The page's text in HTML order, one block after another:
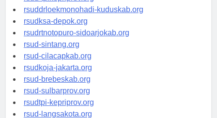
rsud-tpikepriprov.org
rsuddrloekmonohadi-kuduskab.org
rsudksa-depok.org
rsudrtnotopuro-sidoarjokab.org
rsud-sintang.org
rsud-cilacapkab.org
rsudkoja-jakarta.org
rsud-brebeskab.org
rsud-sulbarprov.org
rsudtpi-kepriprov.org